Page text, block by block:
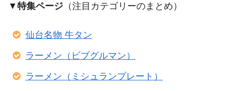
▼ 特集ページ （注目カテゴリーのまとめ）
仙台名物 牛タン
ラーメン（ビブグルマン）
ラーメン（ミシュランプレート）